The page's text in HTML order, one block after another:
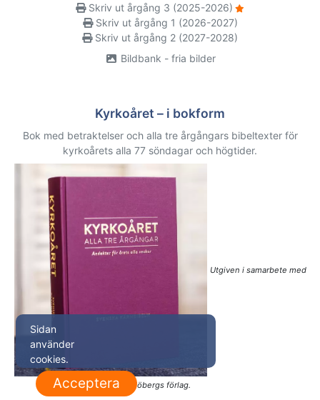
Skriv ut årgång 3 (2025-2026)
Skriv ut årgång 1 (2026-2027)
Skriv ut årgång 2 (2027-2028)
Bildbank - fria bilder
Kyrkoåret – i bokform
Bok med betraktelser och alla tre årgångars bibeltexter för
kyrkoårets alla 77 söndagar och högtider.
Utgiven i samarbete med
Sjöbergs förlag.
Sidan
använder
cookies.
Acceptera